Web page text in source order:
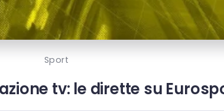
Sport
tv: le dirette su